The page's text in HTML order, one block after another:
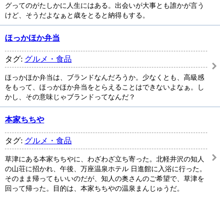
グってのがたしかに人生にはある。出会いが大事とも誰かが言う
けど、そうだよなぁと歳をとると納得もする。
ほっかほか弁当
タグ: グルメ・食品
ほっかほか弁当は、ブランドなんだろうか。少なくとも、高級感
をもって、ほっかほか弁当をとらえることはできないよなぁ。し
かし、その意味じゃブランドってなんだ？
本家ちちや
タグ: グルメ・食品
草津にある本家ちちやに、わざわざ立ち寄った。北軽井沢の知人
の山荘に招かれ、午後、万座温泉ホテル 日進館に入浴に行った。
そのまま帰ってもいいのだが、知人の奥さんのご希望で、草津を
回って帰った。目的は、本家ちちやの温泉まんじゅうだ。